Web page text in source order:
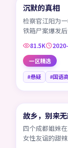
CN
沉默的真相
检察官江阳为
铁箱尸案爆发
81.5K
一区精选
#悬疑 #国语
CN
故乡，别来
四个成都姐妹
女性友谊的甜